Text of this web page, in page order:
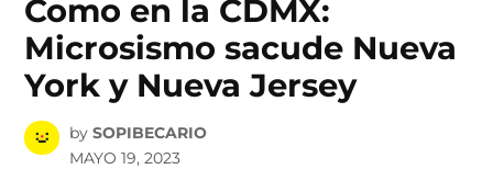
Como en la CDMX:
Microsismo sacude Nueva
York y Nueva Jersey
by SOPIBECARIO
MAYO 19, 2023